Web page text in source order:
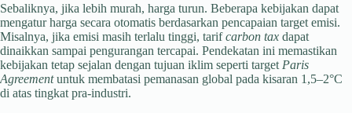
Sebaliknya, jika lebih murah, harga turun. Beberapa kebijakan dapat
mengatur harga secara otomatis berdasarkan pencapaian target emisi.
Misalnya, jika emisi masih terlalu tinggi, tarifcarbon tax dapat
dinaikkan sampai pengurangan tercapai. Pendekatan ini memastikan
kebijakan tetap sejalan dengan tujuan iklim seperti target Paris
Agreementuntuk membatasi pemanasan global pada kisaran 1,5–2°C
di atas tingkat pra-industri.